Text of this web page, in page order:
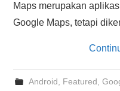
Maps merupakan
Google Maps, tetapi
Android Featured